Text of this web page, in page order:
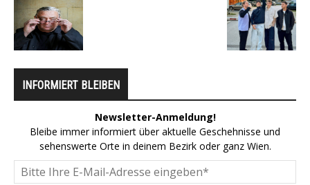
INFORMIERT BLEIBEN
Newsletter-Anmeldung!
Bleibe immer informiert über aktuelle Geschehnisse und
sehenswerte Orte in deinem Bezirk oder ganz Wien.